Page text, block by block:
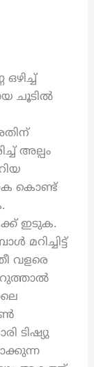
ചൂടിൽ
അല്പം
കൊണ്ട്
ഇടുക.
മറിച്ചിട്ട്
വളരെ
ടിഷ്യു